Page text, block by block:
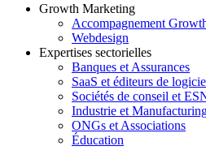
Growth Marketing
Accompagnement
Webdesign
Expertises sectorielles
Banques et Assurances
SaaS et éditeurs de
Sociétés de conseil et
Industrie et
ONGs et Associations
Éducation